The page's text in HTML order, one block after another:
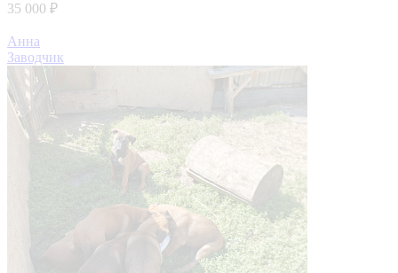
35 000 ₽
Анна
Заводчик